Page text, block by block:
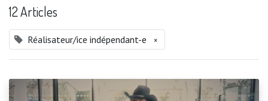
12 Articles
Réalisateur/ice indépendant-e ×